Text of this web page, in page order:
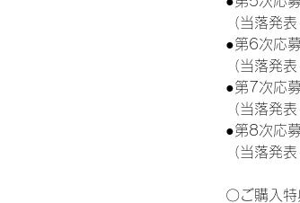
（当落発
●第6次応
（当落発
●第7次応
（当落発
●第8次応
（当落発
〇ご購入特